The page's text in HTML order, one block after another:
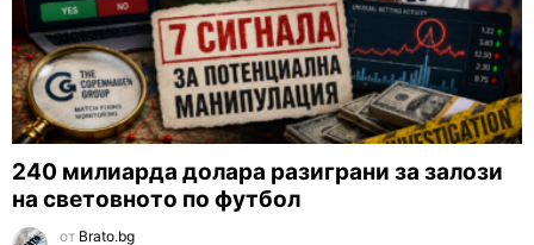
240 милиарда долара разиграни за залози
на световното по футбол
от Brato.bg